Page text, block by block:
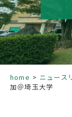
学校生活
部活動
home ニュース
加＠埼玉大学